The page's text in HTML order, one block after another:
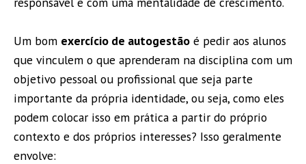
Um bom exercício de autogestão é pedir aos alunos
que vinculem o que aprenderam na disciplina com um
objetivo pessoal ou profissional que seja parte
importante da própria identidade, ou seja, como eles
podem colocar isso em prática a partir do próprio
contexto e dos próprios interesses? Isso geralmente
envolve: